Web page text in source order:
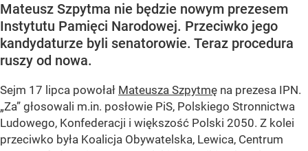
Mateusz Szpytma nie będzie nowym prezesem
Instytutu Pamięci Narodowej. Przeciwko jego
kandydaturze byli senatorowie. Teraz procedura
ruszy od nowa.
Sejm 17 lipca powołał Mateusza Szpytmę na prezesa IPN.
„Za” głosowali m.in. posłowie PiS, Polskiego Stronnictwa
Ludowego, Konfederacji i większość Polski 2050. Z kolei
przeciwko była Koalicja Obywatelska, Lewica, Centrum